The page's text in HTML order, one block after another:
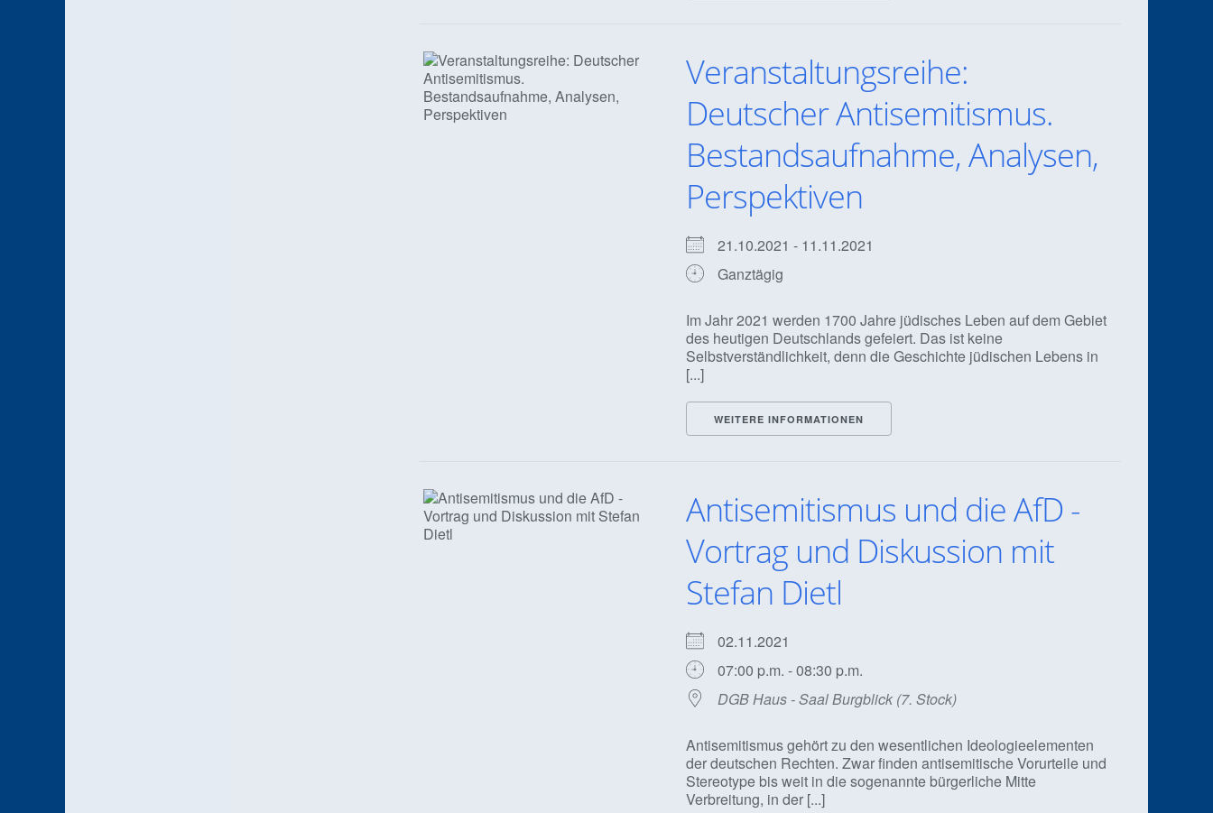
Veranstaltungsreihe:
Deutscher Antisemitismus.
Bestandsaufnahme, Analysen,
Perspektiven
21.10.2021 - 11.11.2021
Ganztägig
Im Jahr 2021 werden 1700 Jahre jüdisches Leben auf dem Gebiet
des heutigen Deutschlands gefeiert. Das ist keine
Selbstverständlichkeit, denn die Geschichte jüdischen Lebens in
[...]
WEITERE INFORMATIONEN
Antisemitismus und die AfD -
Vortrag und Diskussion mit
Stefan Dietl
02.11.2021
07:00 p.m. - 08:30 p.m.
DGB Haus - Saal Burgblick (7. Stock)
Antisemitismus gehört zu den wesentlichen Ideologieelementen
der deutschen Rechten. Zwar finden antisemitische Vorurteile und
Stereotype bis weit in die sogenannte bürgerliche Mitte
Verbreitung, in der [...]